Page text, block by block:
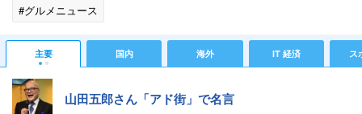
#グルメニュース
主要 国内 海外 IT 経済 ス
山田五郎さん「アド街」で名言